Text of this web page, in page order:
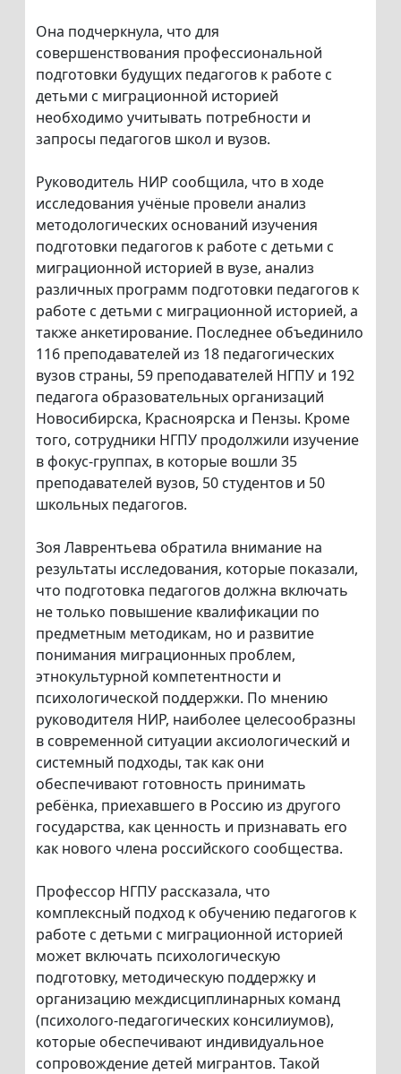
Она подчеркнула, что для
совершенствования профессиональной
подготовки будущих педагогов к работе с
детьми с миграционной историей
необходимо учитывать потребности и
запросы педагогов школ и вузов.
Руководитель НИР сообщила, что в ходе
исследования учёные провели анализ
методологических оснований изучения
подготовки педагогов к работе с детьми с
миграционной историей в вузе, анализ
различных программ подготовки педагогов к
работе с детьми с миграционной историей, а
также анкетирование. Последнее объединило
116 преподавателей из 18 педагогических
вузов страны, 59 преподавателей НГПУ и 192
педагога образовательных организаций
Новосибирска, Красноярска и Пензы. Кроме
того, сотрудники НГПУ продолжили изучение
в фокус-группах, в которые вошли 35
преподавателей вузов, 50 студентов и 50
школьных педагогов.
Зоя Лаврентьева обратила внимание на
результаты исследования, которые показали,
что подготовка педагогов должна включать
не только повышение квалификации по
предметным методикам, но и развитие
понимания миграционных проблем,
этнокультурной компетентности и
психологической поддержки. По мнению
руководителя НИР, наиболее целесообразны
в современной ситуации аксиологический и
системный подходы, так как они
обеспечивают готовность принимать
ребёнка, приехавшего в Россию из другого
государства, как ценность и признавать его
как нового члена российского сообщества.
Профессор НГПУ рассказала, что
комплексный подход к обучению педагогов к
работе с детьми с миграционной историей
может включать психологическую
подготовку, методическую поддержку и
организацию междисциплинарных команд
(психолого-педагогических консилиумов),
которые обеспечивают индивидуальное
сопровождение детей мигрантов. Такой